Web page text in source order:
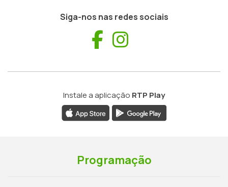
Siga-nos nas redes sociais
Facebook
Instale a aplicação RTP Play
Programação